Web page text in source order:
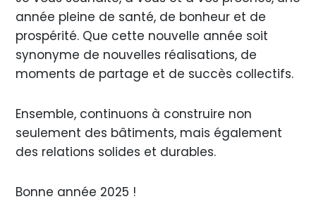
année pleine de santé, de bonheur et de
prospérité. Que cette nouvelle année soit
synonyme de nouvelles réalisations, de
moments de partage et de succès collectifs.
Ensemble, continuons à construire non
seulement des bâtiments, mais également
des relations solides et durables.
Bonne année 2025 !